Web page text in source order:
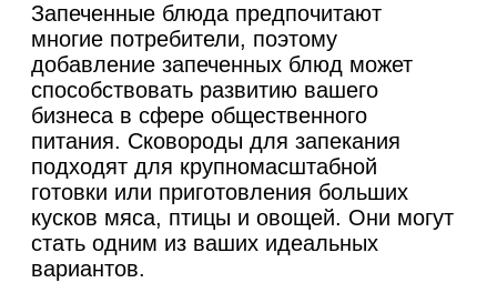
Запеченные блюда предпочитают
многие потребители, поэтому
добавление запеченных блюд может
способствовать развитию вашего
бизнеса в сфере общественного
питания. Сковороды для запекания
подходят для крупномасштабной
готовки или приготовления больших
кусков мяса, птицы и овощей. Они могут
стать одним из ваших идеальных
вариантов.